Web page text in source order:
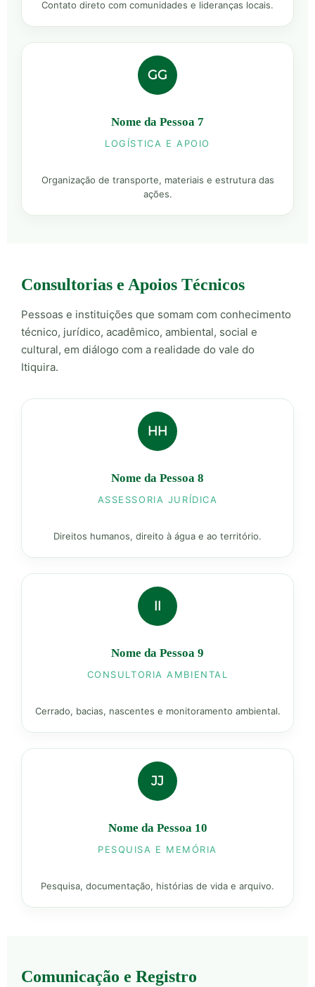
Contato direto com comunidades e lideranças locais.
GG
Nome da Pessoa 7
LOGÍSTICA E APOIO
Organização de transporte, materiais e estrutura das
ações.
Consultorias e Apoios Técnicos
Pessoas e instituições que somam com conhecimento
técnico, jurídico, acadêmico, ambiental, social e
cultural, em diálogo com a realidade do vale do
Itiquira.
HH
Nome da Pessoa 8
ASSESSORIA JURÍDICA
Direitos humanos, direito à água e ao território.
II
Nome da Pessoa 9
CONSULTORIA AMBIENTAL
Cerrado, bacias, nascentes e monitoramento ambiental.
JJ
Nome da Pessoa 10
PESQUISA E MEMÓRIA
Pesquisa, documentação, histórias de vida e arquivo.
Comunicação e Registro